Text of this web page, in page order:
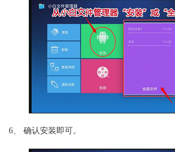
6、 确认安装即可。